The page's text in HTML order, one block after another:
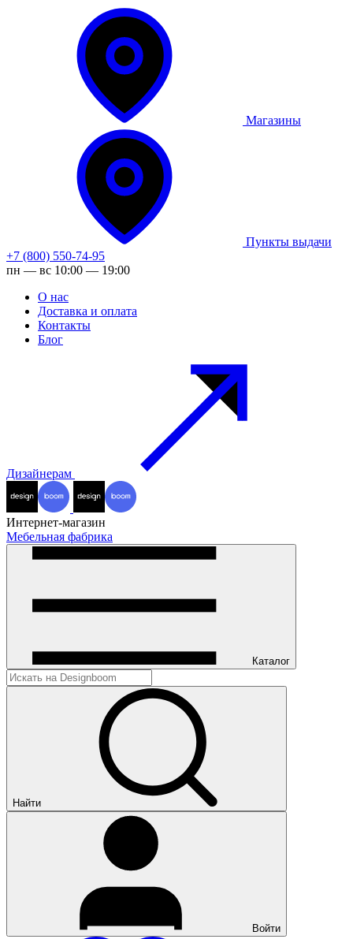
Магазины
Пункты выдачи
+7 (800) 550-74-95
пн — вс 10:00 — 19:00
О нас
Доставка и оплата
Контакты
Блог
Дизайнерам
Интернет-магазин
Мебельная фабрика
Каталог
Найти
Войти